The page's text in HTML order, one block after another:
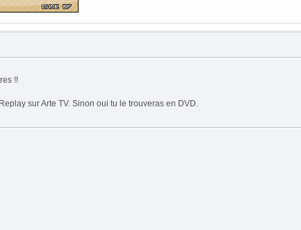
!!
sur Arte TV. Sinon oui tu le trouveras en DVD.